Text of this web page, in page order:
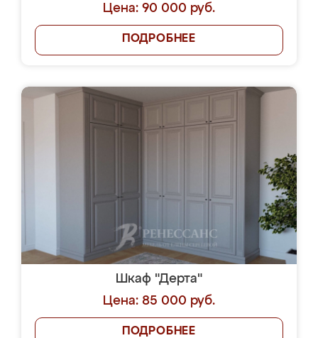
Цена: 90 000 руб.
ПОДРОБНЕЕ
Шкаф "Дерта"
Цена: 85 000 руб.
ПОДРОБНЕЕ